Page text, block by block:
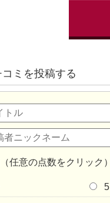
コミを投稿する
任意の点数をクリック）
5